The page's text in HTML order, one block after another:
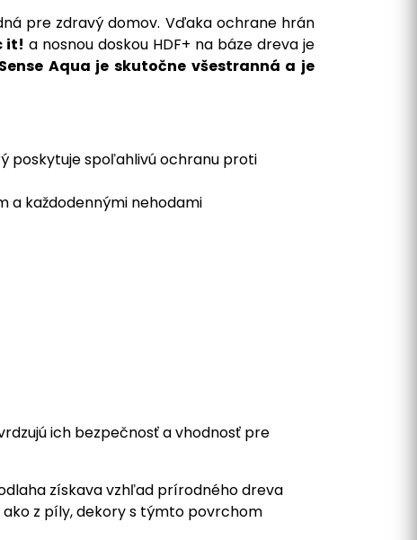
pre zdravý domov. Vďaka ochrane hrán
it! a nosnou doskou HDF+ na báze dreva je
Aqua je skutočne všestranná a je
poskytuje spoľahlivú ochranu proti
a každodennými nehodami
ich bezpečnosť a vhodnosť pre
získava vzhľad prírodného dreva
z píly, dekory s týmto povrchom